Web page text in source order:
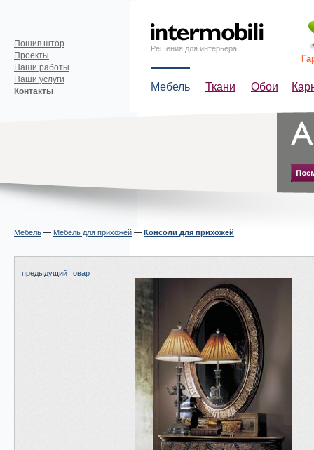
Решения для интерьера
Мебель Ткани Обои
Пошив штор
Проекты
Наши работы
Наши услуги
Контакты
Мебель— Мебель для прихожей— Консоли для прихожей
предыдущий товар